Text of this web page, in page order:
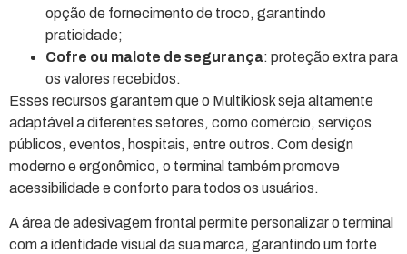
opção de fornecimento de troco, garantindo
praticidade;
Cofre ou malote de segurança: proteção extra para
os valores recebidos.
Esses recursos garantem que o Multikiosk seja altamente
adaptável a diferentes setores, como comércio, serviços
públicos, eventos, hospitais, entre outros. Com design
moderno e ergonômico, o terminal também promove
acessibilidade e conforto para todos os usuários.
A área de adesivagem frontal permite personalizar o terminal
com a identidade visual da sua marca, garantindo um forte